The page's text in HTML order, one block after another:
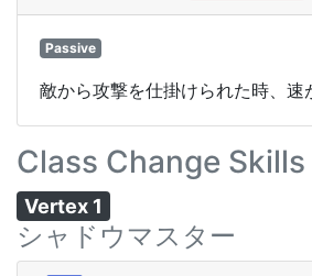
Passive
敵から攻撃を仕掛けられた時、速
Class Change Skills
Vertex 1
シャドウマスター